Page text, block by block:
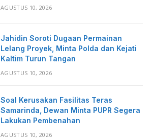
AGUSTUS 10, 2026
Jahidin Soroti Dugaan Permainan
Lelang Proyek, Minta Polda dan Kejati
Kaltim Turun Tangan
AGUSTUS 10, 2026
Soal Kerusakan Fasilitas Teras
Samarinda, Dewan Minta PUPR Segera
Lakukan Pembenahan
AGUSTUS 10, 2026